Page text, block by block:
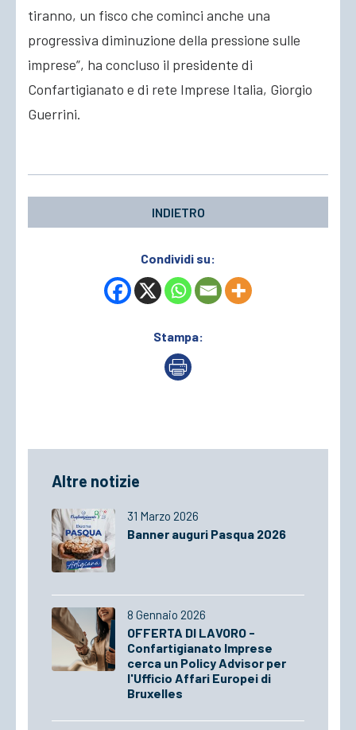
tiranno, un fisco che cominci anche una
progressiva diminuzione della pressione sulle
imprese”, ha concluso il presidente di
Confartigianato e di rete Imprese Italia, Giorgio
Guerrini.
INDIETRO
Condividi su:
Stampa:
Altre notizie
31 Marzo 2026
Banner auguri Pasqua 2026
8 Gennaio 2026
OFFERTA DI LAVORO -
Confartigianato Imprese
cerca un Policy Advisor per
l'Ufficio Affari Europei di
Bruxelles